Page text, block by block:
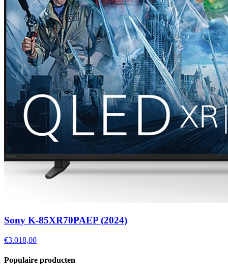
Sony K-85XR70PAEP (2024)
€3.018,00
Populaire producten